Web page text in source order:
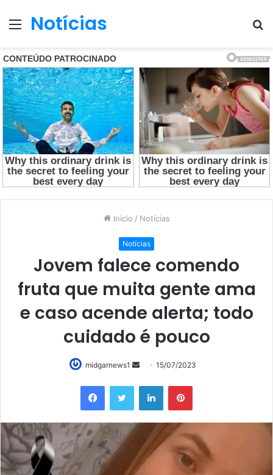
Menu
Notícias
Início / Notícias
Notícias
Jovem falece comendo
fruta que muita gente ama
e caso acende alerta; todo
cuidado é pouco
midgarnews1
Mande
mail
15/07/2023
FacebookTwitter LinkedinPinterest